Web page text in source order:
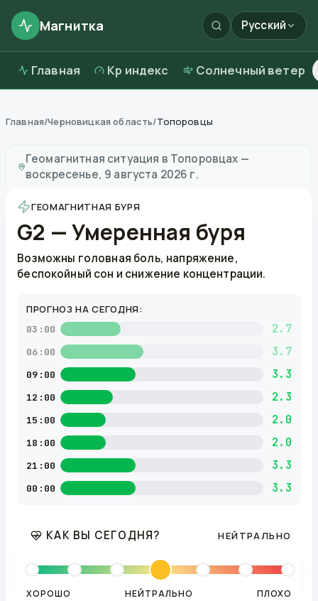
Магнитка Русский
Главная Kp индекс Солнечный ветер
Главная/Черновицкая область/Топоровцы
Геомагнитная ситуация в Топоровцах —
воскресенье, 9 августа 2026 г.
ГЕОМАГНИТНАЯ БУРЯ
G2 — Умеренная буря
Возможны головная боль, напряжение,
беспокойный сон и снижение концентрации.
ПРОГНОЗ НА СЕГОДНЯ:
03:00 2.7
06:00 3.7
09:00 3.3
12:00 2.3
15:00 2.0
18:00 2.0
21:00 3.3
00:00 3.3
КАК ВЫ СЕГОДНЯ? НЕЙТРАЛЬНО
ХОРОШО НЕЙТРАЛЬНО ПЛОХО